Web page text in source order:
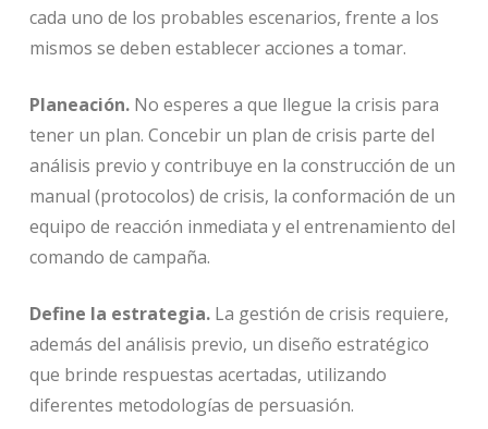
cada uno de los probables escenarios, frente a los
mismos se deben establecer acciones a tomar.
Planeación.No esperes a que llegue la crisis para
tener un plan. Concebir un plan de crisis parte del
análisis previo y contribuye en la construcción de un
manual (protocolos) de crisis, la conformación de un
equipo de reacción inmediata y el entrenamiento del
comando de campaña.
Define la estrategia.La gestión de crisis requiere,
además del análisis previo, un diseño estratégico
que brinde respuestas acertadas, utilizando
diferentes metodologías de persuasión.